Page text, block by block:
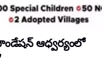
ఆధ్వర్యంలో